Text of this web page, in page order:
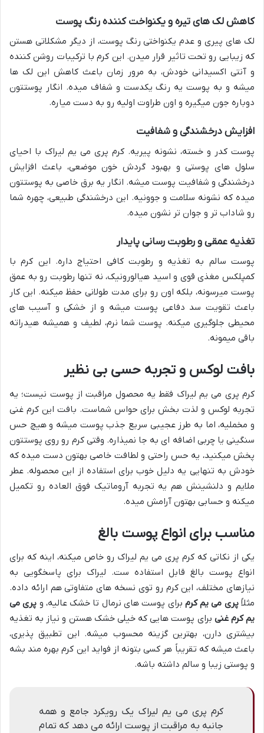
کاهش لک های تیره و یکنواخت کننده رنگ پوست
لک های پیری و عدم یکنواختی رنگ پوست، از دیگر مشکلاتی هستن
که زیبایی رو تحت تاثیر قرار میدن. این کرم با ترکیبات روشن کننده
و آنتی اکسیدانی خودش، به مرور زمان باعث کاهش این لک ها
میشه و به پوست یه رنگ یکدست و شفاف میده. انگار پوستتون
دوباره جون میگیره و اون طراوت اولیه رو به دست میاره.
افزایش درخشندگی و شفافیت
پوست کدر و خسته، نشونه پیریه. کرم پری می یم لیراک با احیای
سلول های پوستی و بهبود گردش خون موضعی، باعث افزایش
درخشندگی و شفافیت پوست میشه. انگار یه برق خاصی به پوستتون
میده که نشونه سلامت و جوونیه. این درخشندگی طبیعی، چهره شما
رو شاداب تر و جوان تر نشون میده.
تغذیه عمقی و رطوبت رسانی پایدار
پوست سالم به تغذیه و رطوبت کافی احتیاج داره. این کرم با
کمپلکس مغذی قوی و اسید هیالورونیک، نه تنها رطوبت رو به عمق
پوست میرسونه، بلکه اون رو برای مدت طولانی حفظ میکنه. این کار
باعث تقویت سد دفاعی پوست میشه و از خشکی و آسیب های
محیطی جلوگیری میکنه. پوست شما نرم، لطیف و همیشه هیدراته
باقی میمونه.
بافت لوکس و تجربه حسی بی نظیر
کرم پری می یم لیراک فقط یه محصول مراقبت از پوست نیست؛ یه
تجربه لوکس و لذت بخش برای حواس شماست. بافت این کرم غنی
و مخملیه، اما به طرز عجیبی سریع جذب پوست میشه و هیچ حس
سنگینی یا چربی اضافه ای به جا نمیذاره. وقتی کرم رو روی پوستتون
پخش میکنید، یه حس راحتی و لطافت خاصی بهتون دست میده که
خودش به تنهایی یه دلیل خوب برای استفاده از این محصوله. عطر
ملایم و دلنشینش هم یه تجربه آروماتیک فوق العاده رو تکمیل
میکنه و حسابی بهتون آرامش میده.
مناسب برای انواع پوست بالغ
یکی از نکاتی که کرم پری می یم لیراک رو خاص میکنه، اینه که برای
انواع پوست بالغ قابل استفاده ست. لیراک برای پاسخگویی به
نیازهای مختلف، این کرم رو توی نسخه های متفاوتی هم ارائه داده.
مثلاًپری می یم کرم برای پوست های نرمال تا خشک عالیه، و پری می
یم کرم غنی برای پوست هایی که خیلی خشک هستن و نیاز به تغذیه
بیشتری دارن، بهترین گزینه محسوب میشه. این تطبیق پذیری،
باعث میشه که تقریباً هر کسی بتونه از فواید این کرم بهره مند بشه
و پوستی زیبا و سالم داشته باشه.
کرم پری می یم لیراک یک رویکرد جامع و همه
جانبه به مراقبت از پوست ارائه می دهد که تمام